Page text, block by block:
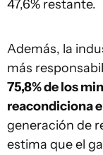
47,6% restante.
Además, la
más
75,8% de los
reacondiciona
generación de
estima que el